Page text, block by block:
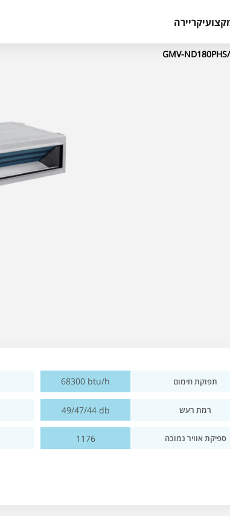
קריירה
תפוקת חימום 68300 btu/h
רמת רעש 49/47/44 db
ספיקת אוויר נמוכה 1176